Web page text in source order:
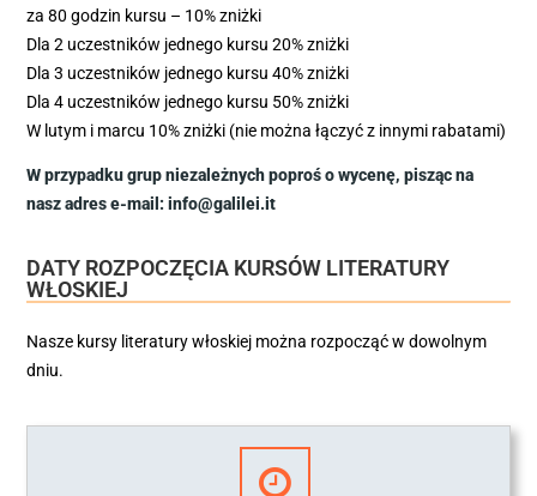
za 80 godzin kursu – 10% zniżki
Dla 2 uczestników jednego kursu 20% zniżki
Dla 3 uczestników jednego kursu 40% zniżki
Dla 4 uczestników jednego kursu 50% zniżki
W lutym i marcu 10% zniżki (nie można łączyć z innymi rabatami)
W przypadku grup niezależnych poproś o wycenę, pisząc na
nasz adres e-mail: info@galilei.it
DATY ROZPOCZĘCIA KURSÓW LITERATURY
WŁOSKIEJ
Nasze kursy literatury włoskiej można rozpocząć w dowolnym
dniu.